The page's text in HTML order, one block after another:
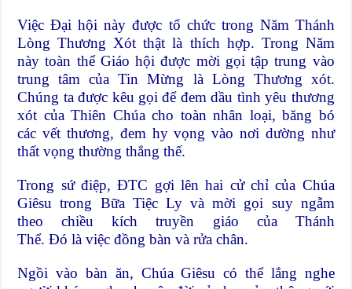
Việc Đại hội này được tổ chức trong Năm Thánh
Lòng Thương Xót thật là thích hợp. Trong Năm
này toàn thể Giáo hội được mời gọi tập trung vào
trung tâm của Tin Mừng là Lòng Thương xót.
Chúng ta được kêu gọi để đem dầu tình yêu thương
xót của Thiên Chúa cho toàn nhân loại, băng bó
các vết thương, đem hy vọng vào nơi dường như
thất vọng thường thắng thế.
Trong sứ điệp, ĐTC gợi lên hai cử chỉ của Chúa
Giêsu trong Bữa Tiệc Ly và mời gọi suy ngẫm
theo chiều kích truyền giáo của Thánh
Thể. Đó là việc đồng bàn và rửa chân.
Ngồi vào bàn ăn, Chúa Giêsu có thể lắng nghe